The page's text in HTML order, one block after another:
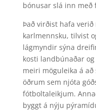
bónusar slá inn
Það virðist hafa
karlmennsku, tilvist
lágmyndir sýna
kosti landbúnaðar
meiri möguleika á
öðrum sem njóta
fótboltaleikjum.
byggt á nýju